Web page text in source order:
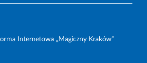
Internetowa „Magiczny Kraków”